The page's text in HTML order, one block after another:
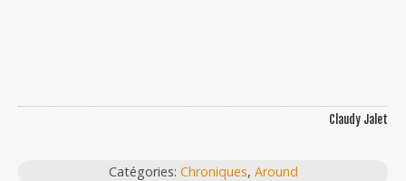
Claudy Jalet
Catégories: Chroniques, Around